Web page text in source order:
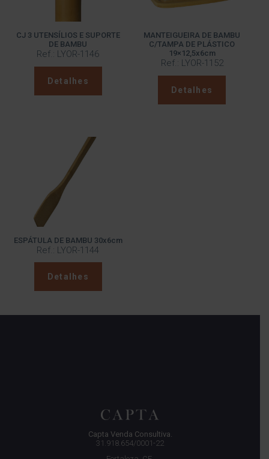
CJ 3 UTENSÍLIOS E SUPORTE
DE BAMBU
Ref.: LYOR-1146
Detalhes
MANTEIGUEIRA DE BAMBU
C/TAMPA DE PLÁSTICO
19×12,5x6cm
Ref.: LYOR-1152
Detalhes
ESPÁTULA DE BAMBU 30x6cm
Ref.: LYOR-1144
Detalhes
Capta Venda Consultiva.
31.918.654/0001-22